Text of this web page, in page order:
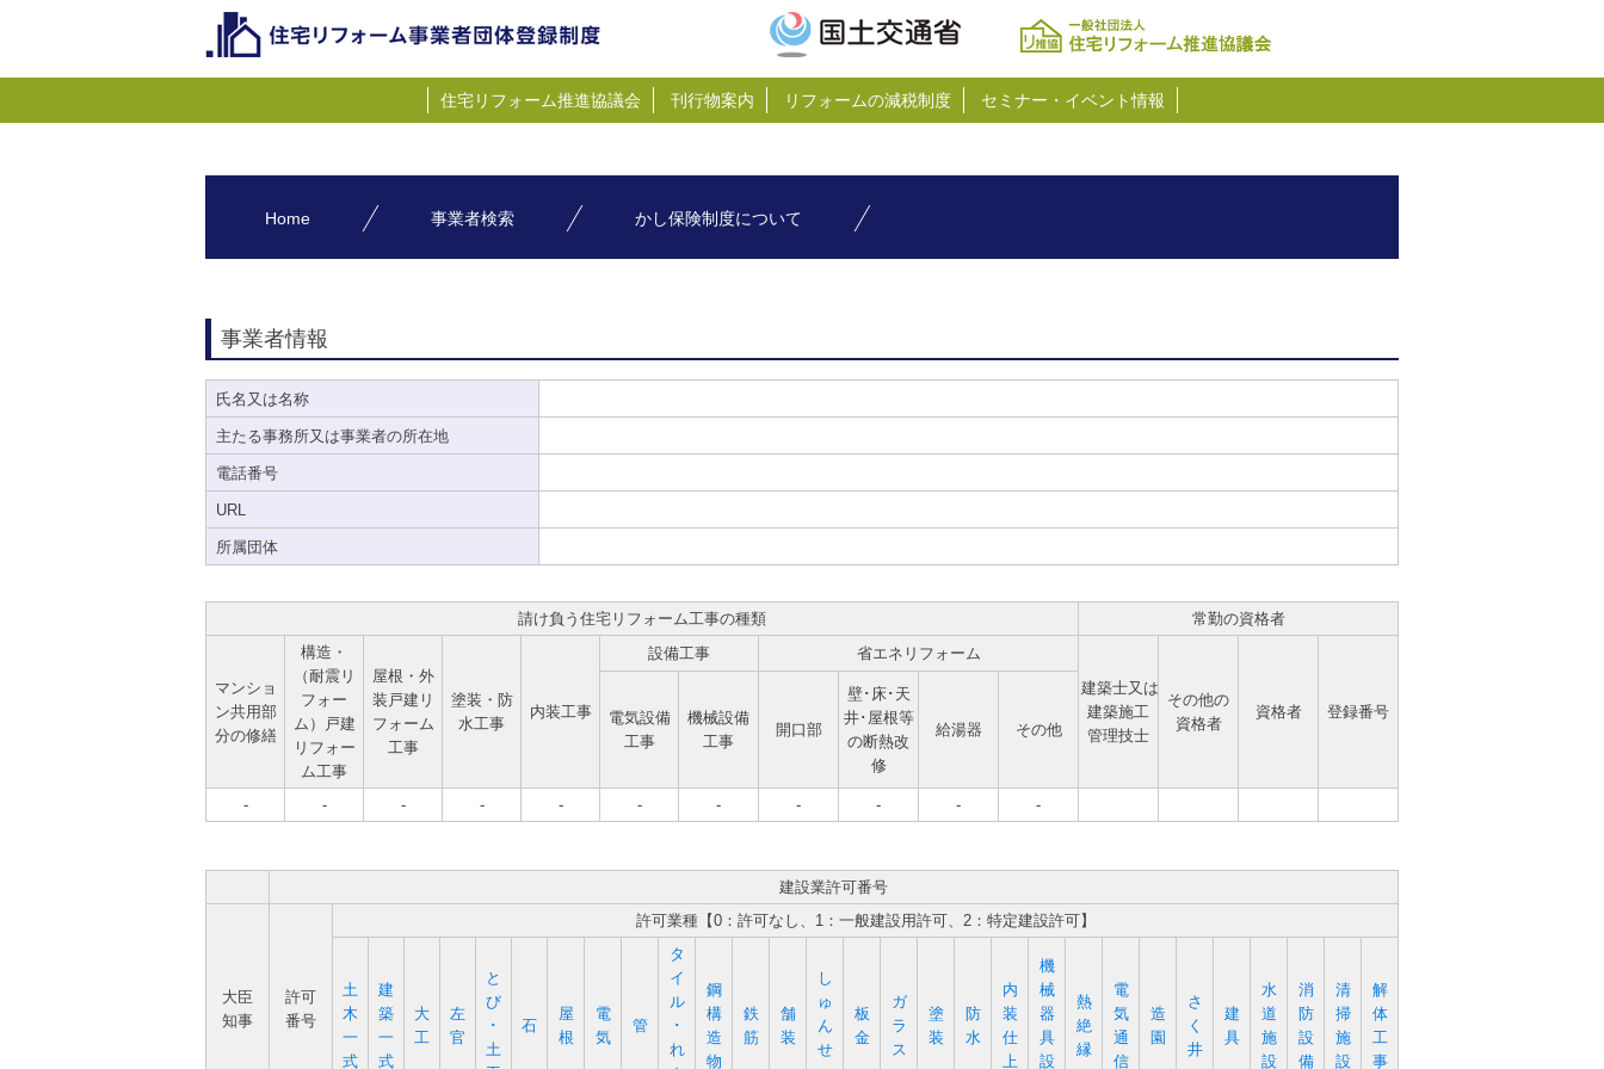
住宅リフォーム推進協議会 刊行物案内 リフォームの減税制度 セミナー・イベント情報
Home 事業者検索 かし保険制度について
事業者情報
氏名又は名称
主たる事務所又は事業者の所在地
電話番号
URL
所属団体
請け負う住宅リフォーム工事の種類 常勤の資格者
マンショ
ン共用部
分の修繕
構造・
（耐震リ
フォー
ム）戸建
リフォー
ム工事
屋根・外
装戸建リ
フォーム
工事
塗装・防
水工事
内装工事
設備工事
省エネリフォーム
建築士又は
建築施工
管理技士
その他の
資格者
資格者 登録番号
電気設備
工事
機械設備
工事
開口部
壁･床･天
井･屋根等
の断熱改
修
給湯器 その他
- - - - - - - - - - -
建設業許可番号
大臣
知事
許可
番号
許可業種【0：許可なし、1：一般建設用許可、2：特定建設許可】
土
木
一
式
建
築
一
式
大
工
左
官
と
び
･
土
石
屋
根
電
気
管
タ
イ
ル
･
れ
鋼
構
造
物
鉄
筋
舗
装
し
ゅ
ん
せ
板
金
ガ
ラ
ス
塗
装
防
水
内
装
仕
上
機
械
器
具
設
熱
絶
縁
電
気
通
信
造
園
さ
く
井
建
具
水
道
施
設
消
防
設
備
清
掃
施
設
解
体
工
事